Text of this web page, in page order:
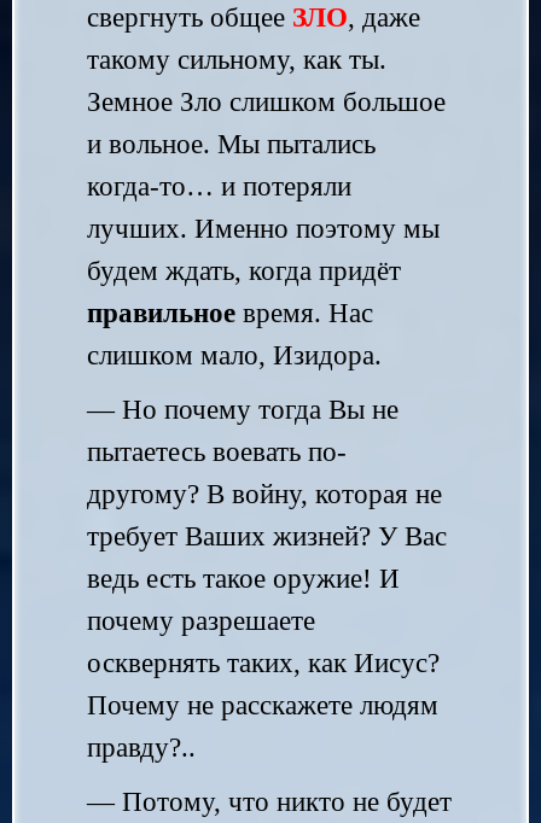
свергнуть общее ЗЛО, даже
такому сильному, как ты.
Земное Зло слишком большое
и вольное. Мы пытались
когда-то… и потеряли
лучших. Именно поэтому мы
будем ждать, когда придёт
правильноевремя. Нас
слишком мало, Изидора.
— Но почему тогда Вы не
пытаетесь воевать по-
другому? В войну, которая не
требует Ваших жизней? У Вас
ведь есть такое оружие! И
почему разрешаете
осквернять таких, как Иисус?
Почему не расскажете людям
правду?..
— Потому, что никто не будет